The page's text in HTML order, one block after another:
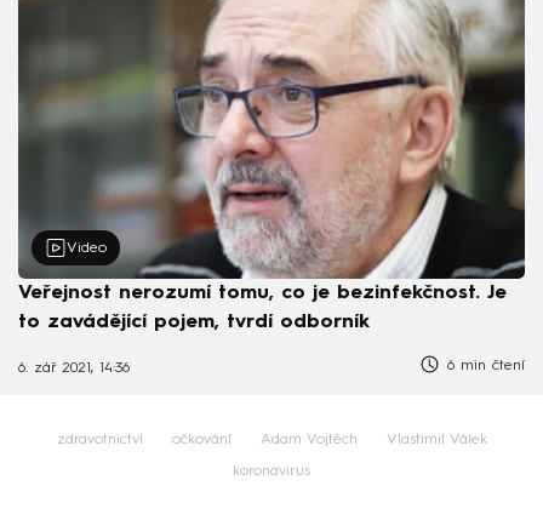
Video
Veřejnost nerozumí tomu, co je bezinfekčnost. Je
to zavádějící pojem, tvrdí odborník
6. zář 2021, 14:36 6 min čtení
zdravotnictví očkování Adam Vojtěch Vlastimil Válek
koronavirus